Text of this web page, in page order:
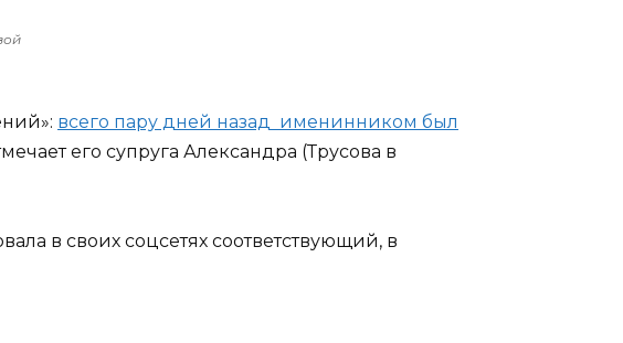
всего пару дней назад именинником был
его супруга Александра (Трусова в
в своих соцсетях соответствующий, в